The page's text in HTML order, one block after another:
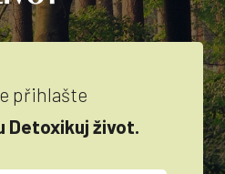
přihlašte
Detoxikuj život.